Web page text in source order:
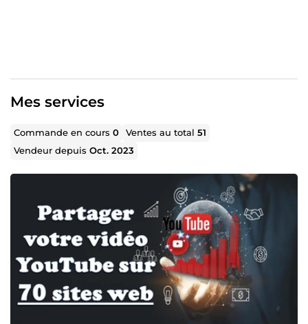
Mes services
Commande en cours0 Ventes au total51
Vendeur depuisOct. 2023